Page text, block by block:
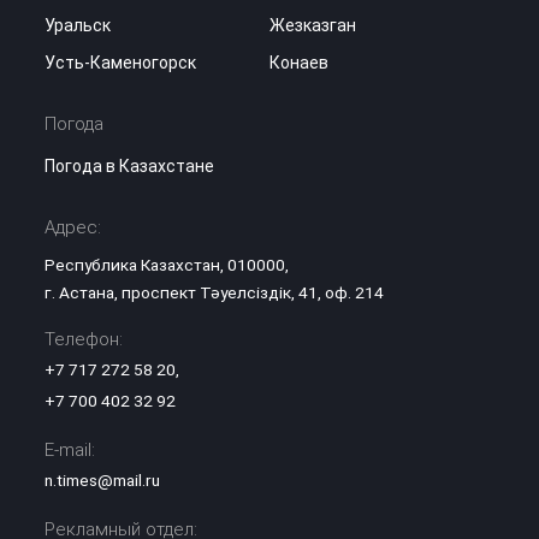
Уральск
Жезказган
Усть-Каменогорск
Конаев
Погода
Погода в Казахстане
Адрес:
Республика Казахстан, 010000,
г. Астана, проспект Тәуелсіздік, 41, оф. 214
Телефон:
+7 717 272 58 20,
+7 700 402 32 92
E-mail:
n.times@mail.ru
Рекламный отдел: